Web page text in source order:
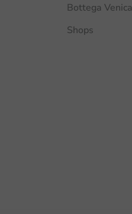
Bottega Venica
Shops